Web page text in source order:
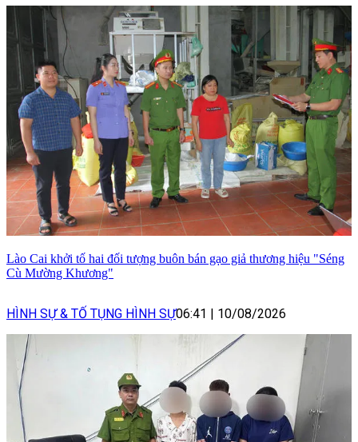
Lào Cai khởi tố hai đối tượng buôn bán gạo giả thương hiệu "Séng
Cù Mường Khương"
HÌNH SỰ & TỐ TỤNG HÌNH SỰ06:41 | 10/08/2026